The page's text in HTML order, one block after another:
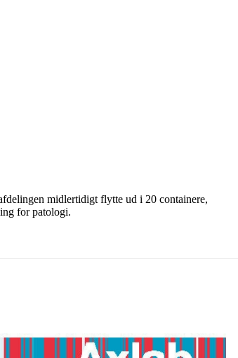
midlertidigt flytte ud i 20 containere,
for patologi.